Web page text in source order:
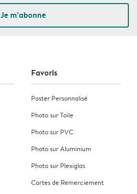
Je m’abonne
Favoris
Poster Personnalisé
Photo sur Toile
Photo sur PVC
Photo sur Aluminium
Photo sur Plexiglas
Cartes de Remerciement